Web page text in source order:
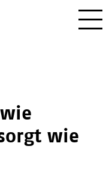
wie